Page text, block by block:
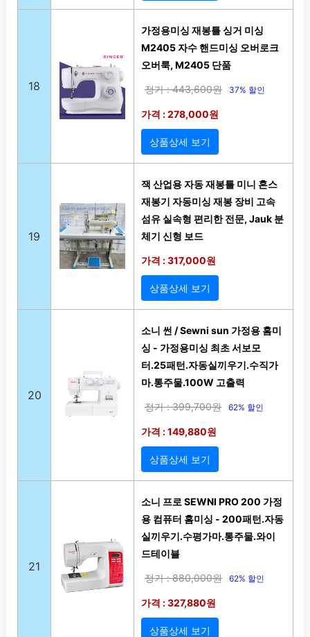
18
가정용미싱 재봉틀 싱거 미싱
M2405 자수 핸드미싱 오버로크
오버룩, M2405 단품
정가 : 443,600원 37% 할인
가격 : 278,000원
상품상세 보기
19
잭 산업용 자동 재봉틀 미니 혼스
재봉기 자동미싱 재봉 장비 고속
섬유 실속형 편리한 전문, Jauk 분
체기 신형 보드
가격 : 317,000원
상품상세 보기
20
소니 썬 / Sewni sun 가정용 홈미
싱 - 가정용미싱 최초 서보모
터.25패턴.자동실끼우기.수직가
마.통주물.100W 고출력
정가 : 399,700원 62% 할인
가격 : 149,880원
상품상세 보기
21
소니 프로 SEWNI PRO 200 가정
용 컴퓨터 홈미싱 - 200패턴.자동
실끼우기.수평가마.통주물.와이
드테이블
정가 : 880,000원 62% 할인
가격 : 327,880원
상품상세 보기